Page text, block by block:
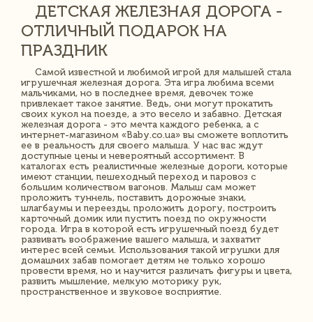
ДЕТСКАЯ ЖЕЛЕЗНАЯ ДОРОГА -
ОТЛИЧНЫЙ ПОДАРОК НА
ПРАЗДНИК
Самой известной и любимой игрой для малышей стала
игрушечная железная дорога. Эта игра любима всеми
мальчиками, но в последнее время, девочек тоже
привлекает такое занятие. Ведь, они могут прокатить
своих кукол на поезде, а это весело и забавно. Детская
железная дорога - это мечта каждого ребенка, а с
интернет-магазином «Baby.co.ua» вы сможете воплотить
ее в реальность для своего малыша. У нас вас ждут
доступные цены и невероятный ассортимент. В
каталогах есть реалистичные железные дороги, которые
имеют станции, пешеходный переход и паровоз с
большим количеством вагонов. Малыш сам может
проложить туннель, поставить дорожные знаки,
шлагбаумы и переезды, проложить дорогу, построить
карточный домик или пустить поезд по окружности
города. Игра в которой есть игрушечный поезд будет
развивать воображение вашего малыша, и захватит
интерес всей семьи. Использования такой игрушки для
домашних забав помогает детям не только хорошо
провести время, но и научится различать фигуры и цвета,
развить мышление, мелкую моторику рук,
пространственное и звуковое восприятие.